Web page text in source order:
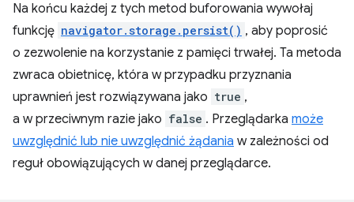
Na końcu każdej z tych metod buforowania wywołaj
funkcję navigator.storage.persist() , aby poprosić
o zezwolenie na korzystanie z pamięci trwałej. Ta metoda
zwraca obietnicę, która w przypadku przyznania
uprawnień jest rozwiązywana jako true ,
a w przeciwnym razie jako false . Przeglądarka może
uwzględnić lub nie uwzględnić żądania w zależności od
reguł obowiązujących w danej przeglądarce.